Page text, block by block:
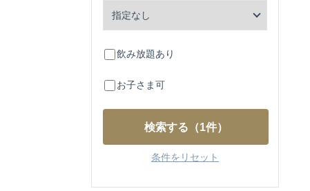
飲み放題あり
お子さま可
検索する （1件）
条件をリセット